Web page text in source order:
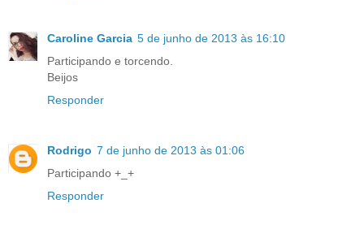
Caroline Garcia 5 de junho de 2013 às 16:10
Participando e torcendo.
Beijos
Responder
Rodrigo 7 de junho de 2013 às 01:06
Participando +_+
Responder